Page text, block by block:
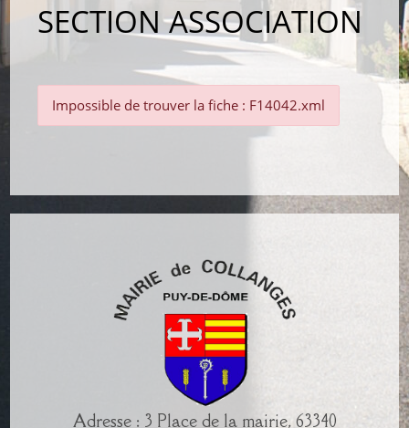
SECTION ASSOCIATION
Impossible de trouver la fiche : F14042.xml
Adresse : 3 Place de la mairie, 63340